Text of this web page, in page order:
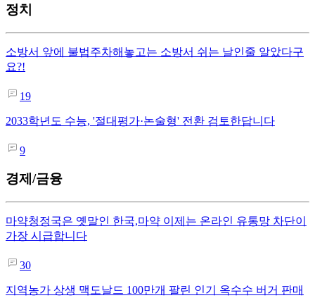
정치
소방서 앞에 불법주차해놓고는 소방서 쉬는 날인줄 알았다구
요?!
19
2033학년도 수능, '절대평가·논술형' 전환 검토한답니다
9
경제/금융
마약청정국은 옛말인 한국,마약 이제는 온라인 유통망 차단이
가장 시급합니다
30
지역농가 상생 맥도날드 100만개 팔린 인기 옥수수 버거 판매